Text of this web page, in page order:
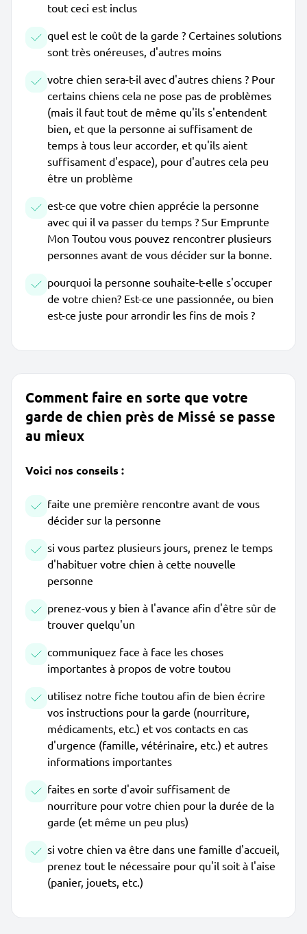
tout ceci est inclus
quel est le coût de la garde ? Certaines solutions
sont très onéreuses, d'autres moins
votre chien sera-t-il avec d'autres chiens ? Pour
certains chiens cela ne pose pas de problèmes
(mais il faut tout de même qu'ils s'entendent
bien, et que la personne ai suffisament de
temps à tous leur accorder, et qu'ils aient
suffisament d'espace), pour d'autres cela peu
être un problème
est-ce que votre chien apprécie la personne
avec qui il va passer du temps ? Sur Emprunte
Mon Toutou vous pouvez rencontrer plusieurs
personnes avant de vous décider sur la bonne.
pourquoi la personne souhaite-t-elle s'occuper
de votre chien? Est-ce une passionnée, ou bien
est-ce juste pour arrondir les fins de mois ?
Comment faire en sorte que votre
garde de chien près de Missé se passe
au mieux
Voici nos conseils :
faite une première rencontre avant de vous
décider sur la personne
si vous partez plusieurs jours, prenez le temps
d'habituer votre chien à cette nouvelle
personne
prenez-vous y bien à l'avance afin d'être sûr de
trouver quelqu'un
communiquez face à face les choses
importantes à propos de votre toutou
utilisez notre fiche toutou afin de bien écrire
vos instructions pour la garde (nourriture,
médicaments, etc.) et vos contacts en cas
d'urgence (famille, vétérinaire, etc.) et autres
informations importantes
faites en sorte d'avoir suffisament de
nourriture pour votre chien pour la durée de la
garde (et même un peu plus)
si votre chien va être dans une famille d'accueil,
prenez tout le nécessaire pour qu'il soit à l'aise
(panier, jouets, etc.)